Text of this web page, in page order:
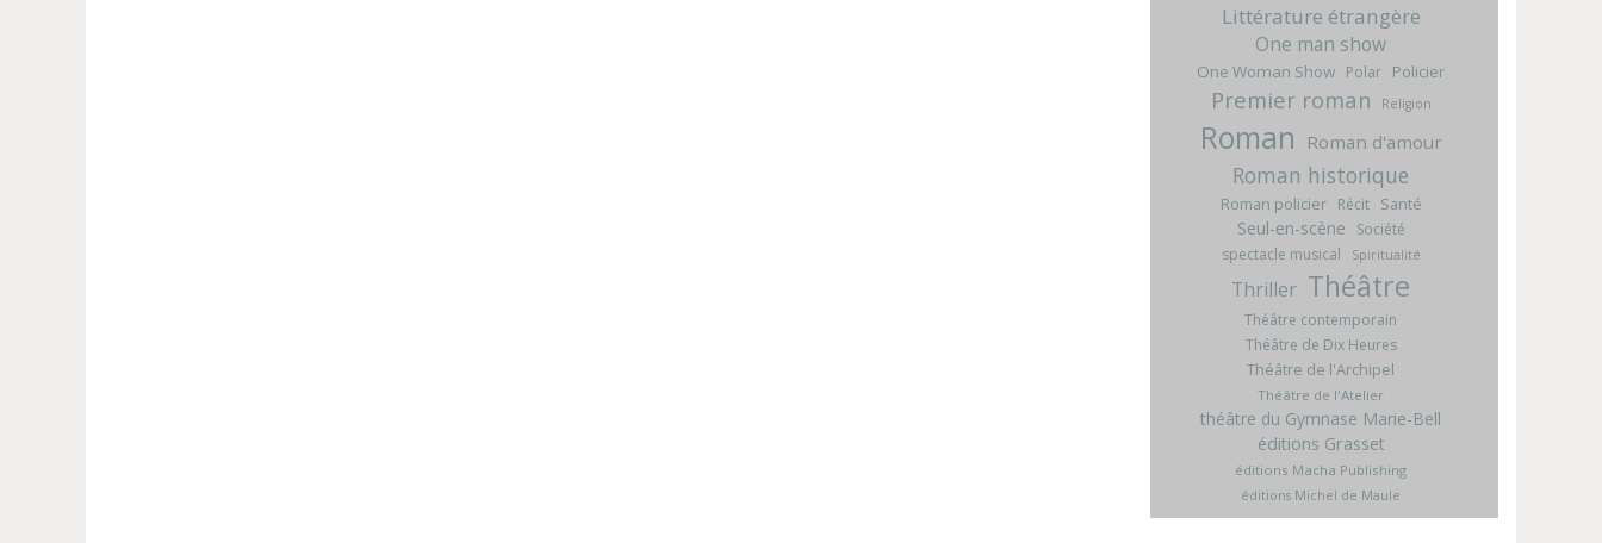
Littérature étrangère
One man show
One Woman Show Polar Policier
Premier roman Religion
Roman Roman d'amour
Roman historique
Roman policier Récit Santé
Seul-en-scène
Société
spectacle musical
Spiritualité
Thriller Théâtre
Théâtre contemporain
Théâtre de Dix Heures
Théâtre de l'Archipel
Théâtre de l'Atelier
théâtre du Gymnase Marie-Bell
éditions Grasset
éditions Macha Publishing
éditions Michel de Maule